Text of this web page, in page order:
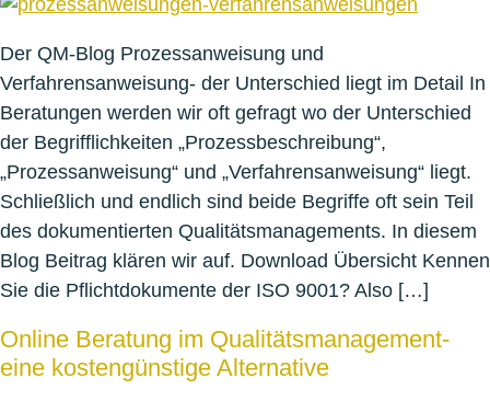
Der QM-Blog Prozessanweisung und
Verfahrensanweisung- der Unterschied liegt im Detail In
Beratungen werden wir oft gefragt wo der Unterschied
der Begrifflichkeiten „Prozessbeschreibung“,
„Prozessanweisung“ und „Verfahrensanweisung“ liegt.
Schließlich und endlich sind beide Begriffe oft sein Teil
des dokumentierten Qualitätsmanagements. In diesem
Blog Beitrag klären wir auf. Download Übersicht Kennen
Sie die Pflichtdokumente der ISO 9001? Also […]
Online Beratung im Qualitätsmanagement-
eine kostengünstige Alternative